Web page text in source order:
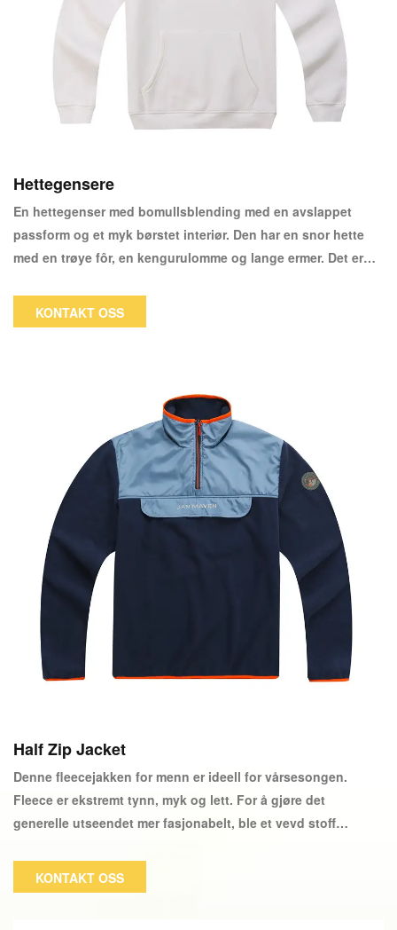
Hettegensere
En hettegenser med bomullsblending med en avslappet
passform og et myk børstet interiør. Den har en snor hette
med en trøye fôr, en kengurulomme og lange ermer. Det er
KONTAKT OSS
Half Zip Jacket
Denne fleecejakken for menn er ideell for vårsesongen.
Fleece er ekstremt tynn, myk og lett. For å gjøre det
generelle utseendet mer fasjonabelt, ble et vevd stoff
mer vårlignende.
KONTAKT OSS